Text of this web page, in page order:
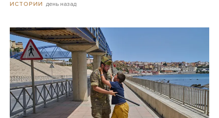
ИСТОРИИ день назад